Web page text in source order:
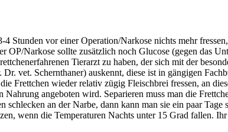
4 Stunden vor einer Operation/Narkose nichts mehr
OP/Narkose sollte zusätzlich noch Glucose (gegen das
Tierarzt zu haben, der sich mit der
vet. Schernthaner) auskennt, diese ist in gängigen
Frettchen wieder relativ zügig Fleischbrei fressen, an
angeboten wird. Separieren muss man die
schlecken an der Narbe, dann kann man sie ein paar
wenn die Temperaturen Nachts unter 15 Grad fallen.